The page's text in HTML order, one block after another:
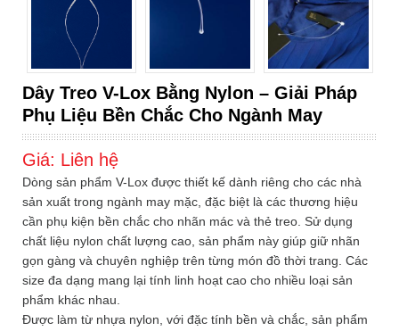
Dây Treo V-Lox Bằng Nylon – Giải Pháp
Phụ Liệu Bền Chắc Cho Ngành May
Giá: Liên hệ
Dòng sản phẩm V-Lox được thiết kế dành riêng cho các nhà
sản xuất trong ngành may mặc, đặc biệt là các thương hiệu
cần phụ kiện bền chắc cho nhãn mác và thẻ treo. Sử dụng
chất liệu nylon chất lượng cao, sản phẩm này giúp giữ nhãn
gọn gàng và chuyên nghiệp trên từng món đồ thời trang. Các
size đa dạng mang lại tính linh hoạt cao cho nhiều loại sản
phẩm khác nhau.
Được làm từ nhựa nylon, với đặc tính bền và chắc, sản phẩm